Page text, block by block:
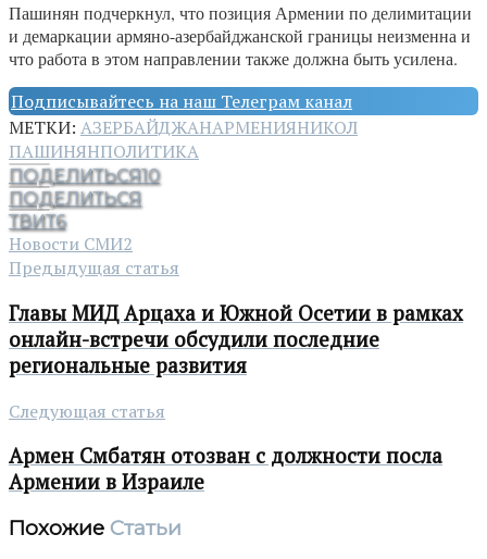
Пашинян подчеркнул, чтопозиция Армении по делимитации
и демаркации армяно-азербайджанской границы неизменна и
что работа в этом направлении также должна быть усилена.
Подписывайтесь на наш Телеграм канал
МЕТКИ: АЗЕРБАЙДЖАНАРМЕНИЯНИКОЛ
ПАШИНЯНПОЛИТИКА
ПОДЕЛИТЬСЯ10
ПОДЕЛИТЬСЯ
ТВИТ6
Новости СМИ2
Предыдущая статья
Главы МИД Арцаха и Южной Осетии в рамках
онлайн-встречи обсудили последние
региональные развития
Следующая статья
Армен Смбатян отозван с должности посла
Армении в Израиле
Похожие Статьи